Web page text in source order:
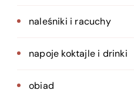
naleśniki i racuchy
napoje koktajle i drinki
obiad